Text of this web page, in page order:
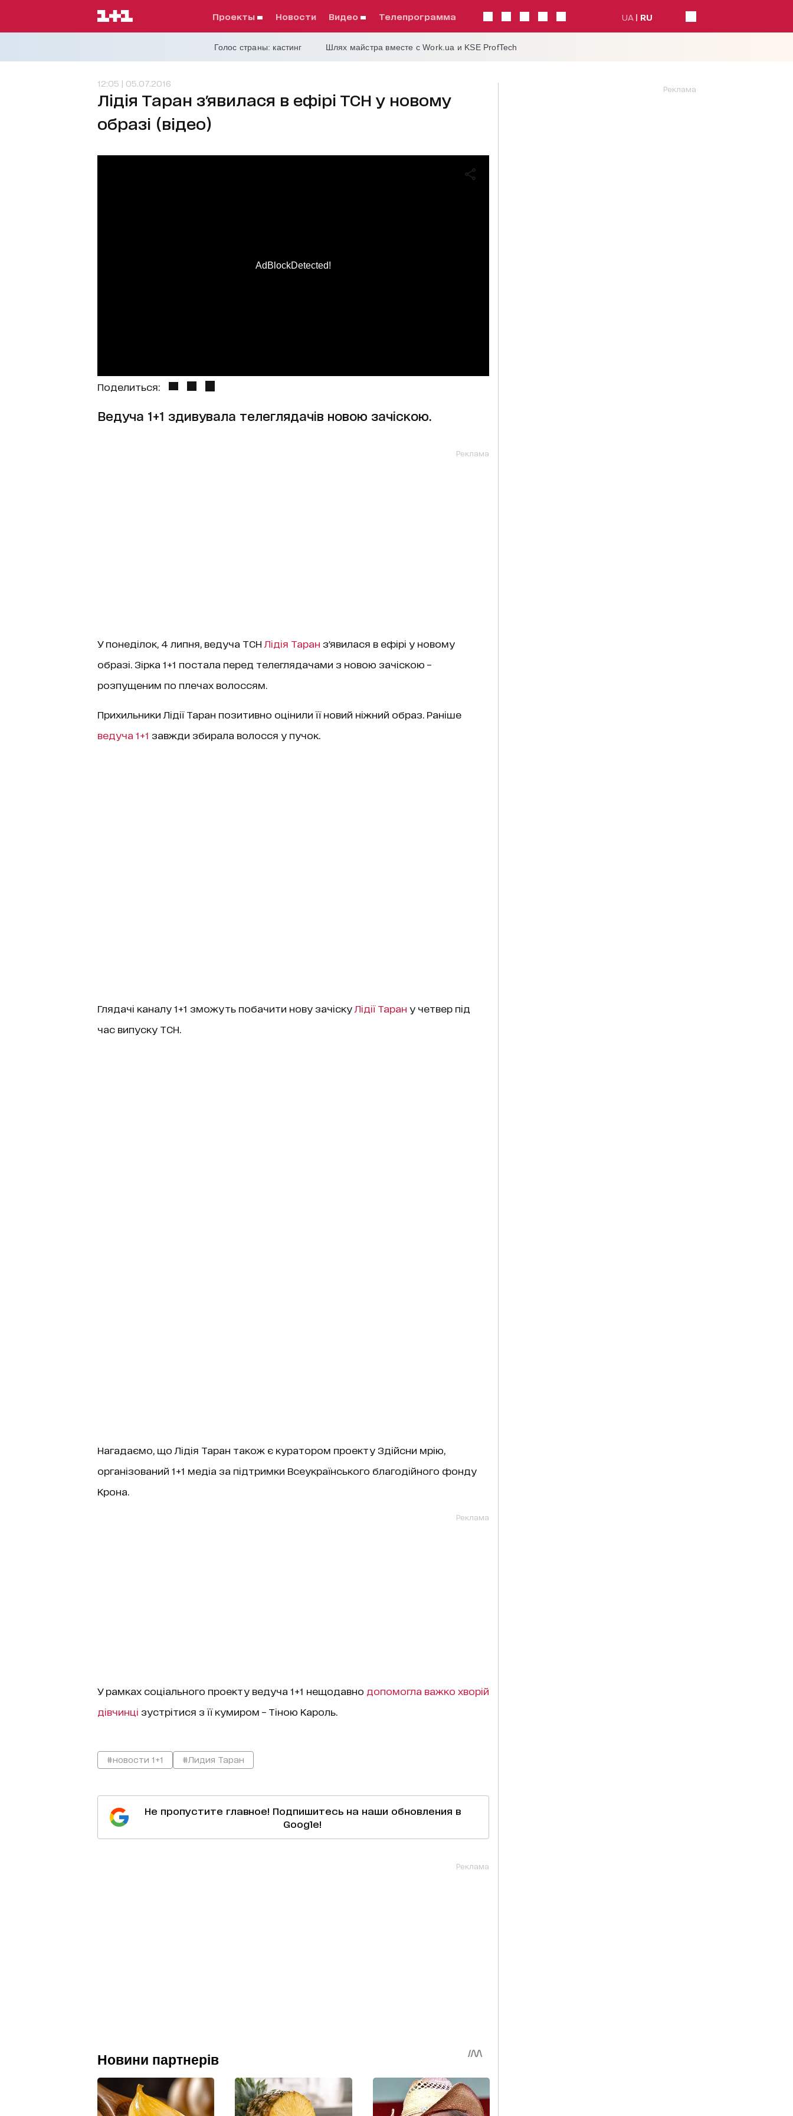
проекты Новости видео телепрограмма UA RU
Голос страны: кастинг Шлях майстра вместе с Work.ua и KSE ProfTech
12:05 | 05.07.2016
Лідія Таран з'явилася в ефірі ТСН у новому
образі (відео)
AdBlockDetected!
Поделиться:
Ведуча 1+1 здивувала телеглядачів новою зачіскою.
Реклама
У понеділок, 4 липня, ведуча ТСН Лідія Таран з'явилася в ефірі у новому
образі. Зірка 1+1 постала перед телеглядачами з новою зачіскою –
розпущеним по плечах волоссям.
Прихильники Лідії Таран позитивно оцінили її новий ніжний образ. Раніше
ведуча 1+1 завжди збирала волосся у пучок.
Глядачі каналу 1+1 зможуть побачити нову зачіску Лідії Таран у четвер під
час випуску ТСН.
Нагадаємо, що Лідія Таран також є куратором проекту Здійсни мрію,
організований 1+1 медіа за підтримки Всеукраїнського благодійного фонду
Крона.
Реклама
У рамках соціального проекту ведуча 1+1 нещодавно допомогла важко хворій
дівчинці зустрітися з її кумиром – Тіною Кароль.
#новости 1+1 #Лидия Таран
Не пропустите главное! Подпишитесь на наши обновления в
Google!
Реклама
Реклама